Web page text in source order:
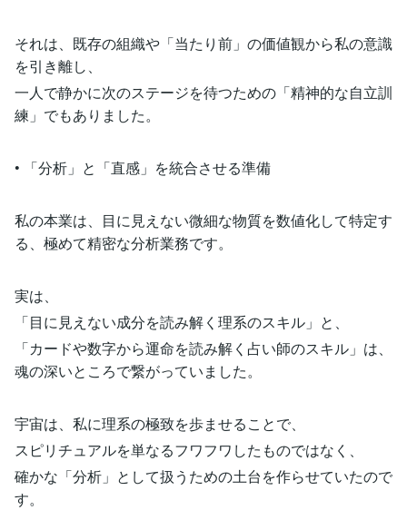
それは、既存の組織や「当たり前」の価値観から私の意識
を引き離し、
一人で静かに次のステージを待つための「精神的な自立訓
練」でもありました。
• 「分析」と「直感」を統合させる準備
私の本業は、目に見えない微細な物質を数値化して特定す
る、極めて精密な分析業務です。
実は、
「目に見えない成分を読み解く理系のスキル」と、
「カードや数字から運命を読み解く占い師のスキル」は、
魂の深いところで繋がっていました。
宇宙は、私に理系の極致を歩ませることで、
スピリチュアルを単なるフワフワしたものではなく、
確かな「分析」として扱うための土台を作らせていたので
す。